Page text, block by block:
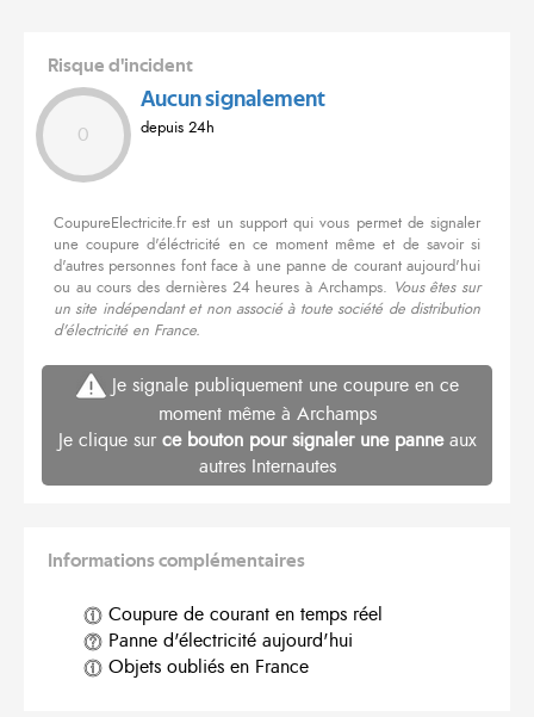
Risque d'incident
0
Aucun signalement
depuis 24h
CoupureElectricite.fr est un support qui vous permet de signaler
une coupure d'éléctricité en ce moment même et de savoir si
d'autres personnes font face à une panne de courant aujourd'hui
ou au cours des dernières 24 heures à Archamps. Vous êtes sur
un site indépendant et non associé à toute société de distribution
d'électricité en France.
Je signale publiquement une coupure en ce
moment même à Archamps
Je clique sur ce bouton pour signaler une panneaux
autres Internautes
Informations complémentaires
Coupure de courant en temps réel
Panne d'électricité aujourd'hui
Objets oubliés en France